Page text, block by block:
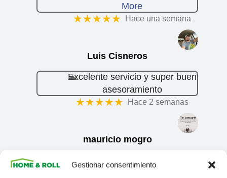
Gestionar consentimiento
More
★★★★★ Hace una semana
Luis Cisneros
Excelente servicio y super buen
asesoramiento
★★★★★ Hace 2 semanas
mauricio mogro
Excelente servicio y atención,